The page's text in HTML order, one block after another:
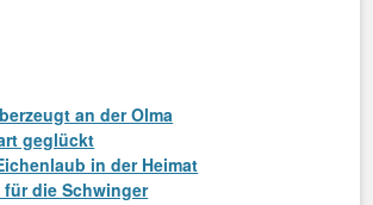
an der Olma
geglückt
in der Heimat
für die Schwinger